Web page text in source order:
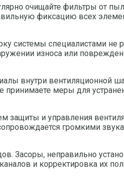
очищайте фильтры от
фиксацию всех
системы специалистами не
износа или
внутри вентиляционной
меры для
защиты и управления
громкими
Засоры, неправильно
и корректировка их